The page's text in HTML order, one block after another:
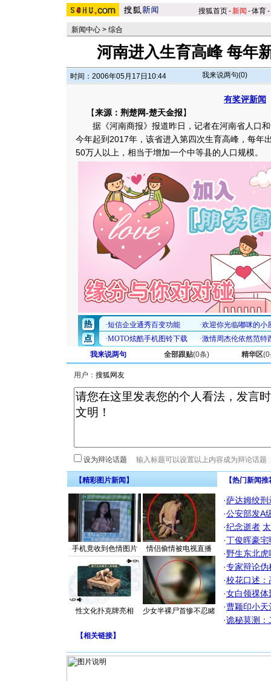
搜狐首页-新闻 -体育-
新闻中心 > 综合
河南进入生育高峰 每年
时间：2006年05月17日10:44 我来说两句(0)
有奖评新闻
【来源：荆楚网-楚天金报】
据《河南商报》报道昨日，记者在河南省人口和
今年起到2017年，该省进入第四次生育高峰，每年
50万人以上，相当于增加一个中等县的人口规模。
我来说两句 全部跟贴(0条) 精华区(0
用户：
设为辩论话题
【精彩图片新闻】
手机竟收到色情图片 情侣偷情被电视直播
性文化扑克牌亮相 少女半裸尸首惨不忍睹
【热门新闻
·萨达姆绞刑
·公安部发A
·纪念逝者
·丁俊晖豪
·野生东北
·专家辩论伪
·校花口述：
·女白领祼体
·曹颖印小天
·诡秘莫测：
【相关链接】